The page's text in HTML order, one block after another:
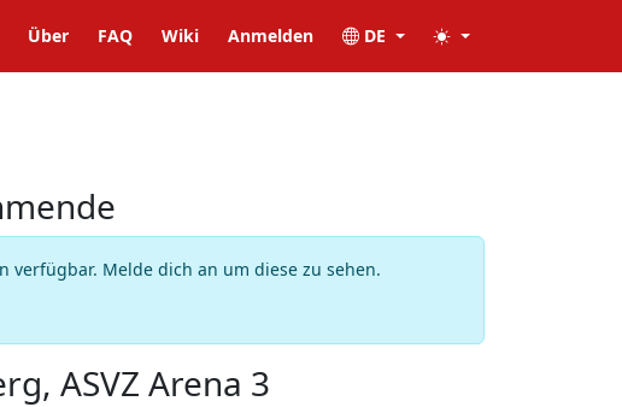
Über FAQ Wiki Anmelden DE
Melde dich an um diese zu sehen.
ASVZ Arena 3